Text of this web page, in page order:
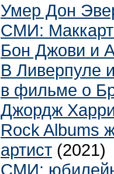
Умер Дон
СМИ:
Бон Джови и
В Ливерпуле
в фильме о
Джордж
Rock Albums
артист (2021)
СМИ: